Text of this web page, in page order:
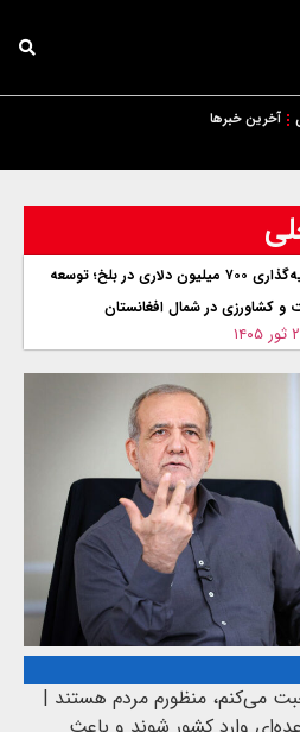
آخرین خبرها
سرمایه‌گذاری ۷۰۰ میلیون دلاری در بلخ؛ توسعه
و کشاورزی در شمال افغانستان
می‌کنم، منظورم مردم هستند |
وارد کشور شوند و باعث